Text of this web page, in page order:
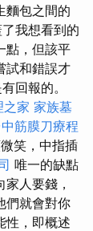
麵包之間的
我想看到的
點，但該平
試和錯誤才
回報的。
之家 家族墓
筋膜刀療程
笑，中指插
唯一的缺點
人要錢，
們就會對你
性，即概述